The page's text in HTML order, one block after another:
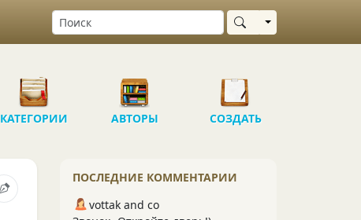
Выбрать область
КАТЕГОРИИ АВТОРЫ СОЗДАТЬ
ПОСЛЕДНИЕ КОММЕНТАРИИ
vottak and co